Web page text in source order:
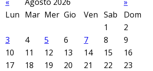
Lun Mar Mer Gio Ven Sab
Dom
1
2
3
4 5 6 7 8
9
10
11 12 13 14 15
16
17
18 19 20 21 22
23